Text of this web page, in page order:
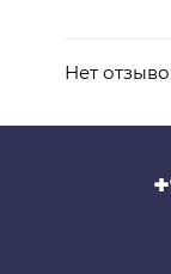
материал
Можно
Нет